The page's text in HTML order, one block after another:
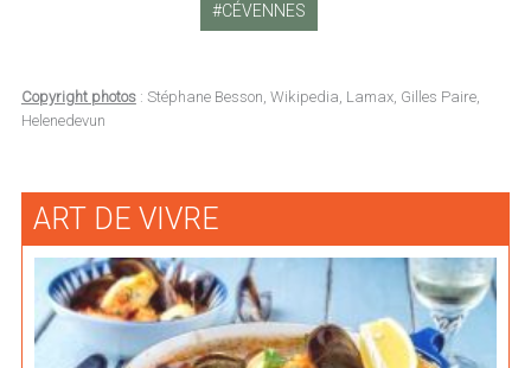
CÉVENNES
Copyright photos: Stéphane Besson, Wikipedia, Lamax, Gilles Paire,
Helenedevun
ART DE VIVRE